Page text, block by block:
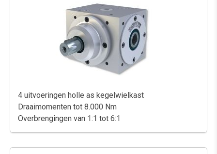
4 uitvoeringen holle as kegelwielkast
Draaimomenten tot 8.000 Nm
Overbrengingen van 1:1 tot 6:1